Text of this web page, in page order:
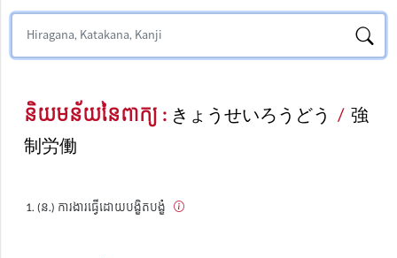
និយមន័យនៃពាក្យ : きょうせいろうどう / 強
制労働
(ន.) ការងារធ្វើដោយបង្ខិតបង្ខំ